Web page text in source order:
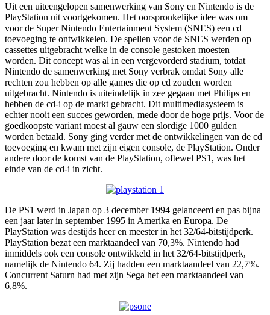
Uit een uiteengelopen samenwerking van Sony en Nintendo is de
PlayStation uit voortgekomen. Het oorspronkelijke idee was om
voor de Super Nintendo Entertainment System (SNES) een cd
toevoeging te ontwikkelen. De spellen voor de SNES werden op
cassettes uitgebracht welke in de console gestoken moesten
worden. Dit concept was al in een vergevorderd stadium, totdat
Nintendo de samenwerking met Sony verbrak omdat Sony alle
rechten zou hebben op alle games die op cd zouden worden
uitgebracht. Nintendo is uiteindelijk in zee gegaan met Philips en
hebben de cd-i op de markt gebracht. Dit multimediasysteem is
echter nooit een succes geworden, mede door de hoge prijs. Voor de
goedkoopste variant moest al gauw een slordige 1000 gulden
worden betaald. Sony ging verder met de ontwikkelingen van de cd
toevoeging en kwam met zijn eigen console, de PlayStation. Onder
andere door de komst van de PlayStation, oftewel PS1, was het
einde van de cd-i in zicht.
De PS1 werd in Japan op 3 december 1994 gelanceerd en pas bijna
een jaar later in september 1995 in Amerika en Europa. De
PlayStation was destijds heer en meester in het 32/64-bitstijdperk.
PlayStation bezat een marktaandeel van 70,3%. Nintendo had
inmiddels ook een console ontwikkeld in het 32/64-bitstijdperk,
namelijk de Nintendo 64. Zij hadden een marktaandeel van 22,7%.
Concurrent Saturn had met zijn Sega het een marktaandeel van
6,8%.